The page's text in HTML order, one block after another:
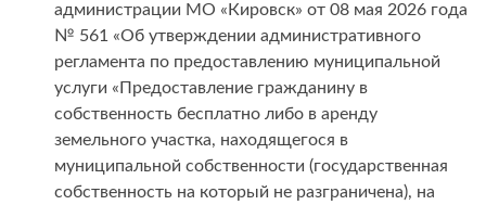
администрации МО «Кировск» от 08 мая 2026 года
№ 561 «Об утверждении административного
регламента по предоставлению муниципальной
услуги «Предоставление гражданину в
собственность бесплатно либо в аренду
земельного участка, находящегося в
муниципальной собственности (государственная
собственность на который не разграничена), на